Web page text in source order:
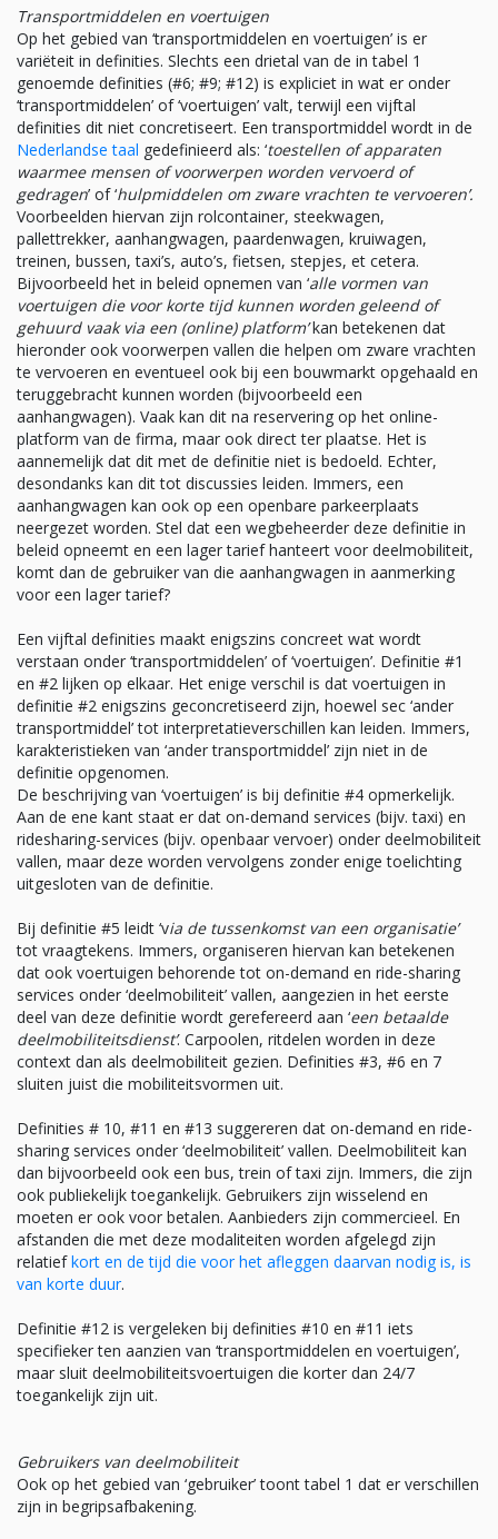
Transportmiddelen en voertuigen
Op het gebied van ‘transportmiddelen en voertuigen’ is er
variëteit in definities. Slechts een drietal van de in tabel 1
genoemde definities (#6; #9; #12) is expliciet in wat er onder
‘transportmiddelen’ of ‘voertuigen’ valt, terwijl een vijftal
definities dit niet concretiseert. Een transportmiddel wordt in de
Nederlandse taal gedefinieerd als: ‘toestellen of apparaten
waarmee mensen of voorwerpen worden vervoerd of
gedragen’ of ‘hulpmiddelen om zware vrachten te vervoeren’.
Voorbeelden hiervan zijn rolcontainer, steekwagen,
pallettrekker, aanhangwagen, paardenwagen, kruiwagen,
treinen, bussen, taxi’s, auto’s, fietsen, stepjes, et cetera.
Bijvoorbeeld het in beleid opnemen van ‘alle vormen van
voertuigen die voor korte tijd kunnen worden geleend of
gehuurd vaak via een (online) platform’kan betekenen dat
hieronder ook voorwerpen vallen die helpen om zware vrachten
te vervoeren en eventueel ook bij een bouwmarkt opgehaald en
teruggebracht kunnen worden (bijvoorbeeld een
aanhangwagen). Vaak kan dit na reservering op het online-
platform van de firma, maar ook direct ter plaatse. Het is
aannemelijk dat dit met de definitie niet is bedoeld. Echter,
desondanks kan dit tot discussies leiden. Immers, een
aanhangwagen kan ook op een openbare parkeerplaats
neergezet worden. Stel dat een wegbeheerder deze definitie in
beleid opneemt en een lager tarief hanteert voor deelmobiliteit,
komt dan de gebruiker van die aanhangwagen in aanmerking
voor een lager tarief?
Een vijftal definities maakt enigszins concreet wat wordt
verstaan onder ‘transportmiddelen’ of ‘voertuigen’. Definitie #1
en #2 lijken op elkaar. Het enige verschil is dat voertuigen in
definitie #2 enigszins geconcretiseerd zijn, hoewel sec ‘ander
transportmiddel’ tot interpretatieverschillen kan leiden. Immers,
karakteristieken van ‘ander transportmiddel’ zijn niet in de
definitie opgenomen.
De beschrijving van ‘voertuigen’ is bij definitie #4 opmerkelijk.
Aan de ene kant staat er dat on-demand services (bijv. taxi) en
ridesharing-services (bijv. openbaar vervoer) onder deelmobiliteit
vallen, maar deze worden vervolgens zonder enige toelichting
uitgesloten van de definitie.
Bij definitie #5 leidt ‘via de tussenkomst van een organisatie’
tot vraagtekens. Immers, organiseren hiervan kan betekenen
dat ook voertuigen behorende tot on-demand en ride-sharing
services onder ‘deelmobiliteit’ vallen, aangezien in het eerste
deel van deze definitie wordt gerefereerd aan ‘een betaalde
deelmobiliteitsdienst’. Carpoolen, ritdelen worden in deze
context dan als deelmobiliteit gezien. Definities #3, #6 en 7
sluiten juist die mobiliteitsvormen uit.
Definities # 10, #11 en #13 suggereren dat on-demand en ride-
sharing services onder ‘deelmobiliteit’ vallen. Deelmobiliteit kan
dan bijvoorbeeld ook een bus, trein of taxi zijn. Immers, die zijn
ook publiekelijk toegankelijk. Gebruikers zijn wisselend en
moeten er ook voor betalen. Aanbieders zijn commercieel. En
afstanden die met deze modaliteiten worden afgelegd zijn
relatiefkort en de tijd die voor het afleggen daarvan nodig is, is
van korte duur.
Definitie #12 is vergeleken bij definities #10 en #11 iets
specifieker ten aanzien van ‘transportmiddelen en voertuigen’,
maar sluit deelmobiliteitsvoertuigen die korter dan 24/7
toegankelijk zijn uit.
Gebruikers van deelmobiliteit
Ook op het gebied van ‘gebruiker’ toont tabel 1 dat er verschillen
zijn in begripsafbakening.